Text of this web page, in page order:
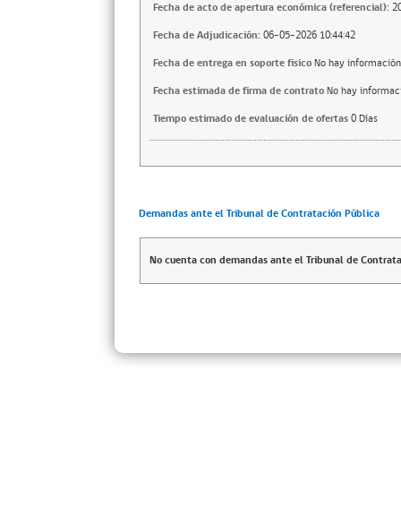
Fecha de acto de apertura económica (referencial):
Fecha de Adjudicación: 06-05-2026 10:44:42
Fecha de entrega en soporte fisicoNo hay información
Fecha estimada de firma de contratoNo hay
Tiempo estimado de evaluación de ofertas0 Días
Demandas ante el Tribunal de Contratación Pública
No cuenta con demandas ante el Tribunal de